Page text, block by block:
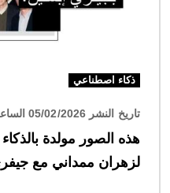
ذكاء اصطناعي
تاريخ النشر 05/02/2026 الساعة 09:39
هذه الصور مولدة
لزهران ممداني مع